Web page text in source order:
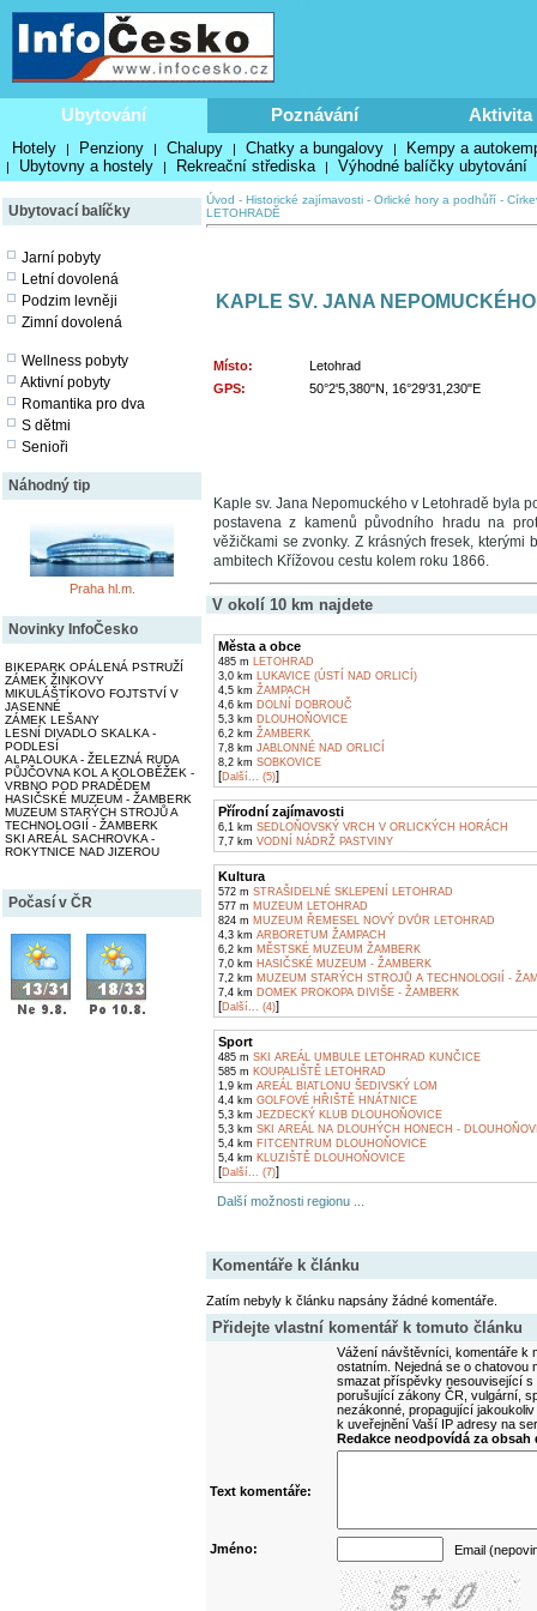
Ubytování Poznávání Aktivita
Hotely | Penziony | Chalupy | Chatky a bungalovy | Kempy a
| Ubytovny a hostely | Rekreační střediska | Výhodné balíčky ubytování
Ubytovací balíčky
Jarní pobyty
Letní dovolená
Podzim levněji
Zimní dovolená
Wellness pobyty
Aktivní pobyty
Romantika pro dva
S dětmi
Senioři
Náhodný tip
Praha hl.m.
Novinky InfoČesko
BIKEPARK OPÁLENÁ PSTRUŽÍ
ZÁMEK ŽINKOVY
MIKULÁŠTÍKOVO FOJTSTVÍ V
JASENNÉ
ZÁMEK LEŠANY
LESNÍ DIVADLO SKALKA -
PODLESÍ
ALPALOUKA - ŽELEZNÁ RUDA
PŮJČOVNA KOL A KOLOBĚŽEK -
VRBNO POD PRADĚDEM
HASIČSKÉ MUZEUM - ŽAMBERK
MUZEUM STARÝCH STROJŮ A
TECHNOLOGIÍ - ŽAMBERK
SKI AREÁL SACHROVKA -
ROKYTNICE NAD JIZEROU
Počasí v ČR
Úvod - Historické zajímavosti - Orlické hory a podhůří -
LETOHRADĚ
KAPLE SV. JANA
Místo:
Letohrad
GPS:
50°2'5,380"N, 16°29'31,230"E
Kaple sv. Jana Nepomuckého v Letohradě byla
postavena z kamenů původního hradu na
věžičkami se zvonky. Z krásných fresek,
ambitech Křížovou cestu kolem roku 1866.
V okolí 10 km najdete
Města a obce
485 m LETOHRAD
3,0 km LUKAVICE (ÚSTÍ NAD ORLICÍ)
4,5 km ŽAMPACH
4,6 km DOLNÍ DOBROUČ
5,3 km DLOUHOŇOVICE
6,2 km ŽAMBERK
7,8 km JABLONNÉ NAD ORLICÍ
8,2 km SOBKOVICE
[Další... (5)]
Přírodní zajímavosti
6,1 km SEDLOŇOVSKÝ VRCH V ORLICKÝCH HORÁCH
7,7 km VODNÍ NÁDRŽ PASTVINY
Kultura
572 m STRAŠIDELNÉ SKLEPENÍ LETOHRAD
577 m MUZEUM LETOHRAD
824 m MUZEUM ŘEMESEL NOVÝ DVŮR LETOHRAD
4,3 km ARBORETUM ŽAMPACH
6,2 km MĚSTSKÉ MUZEUM ŽAMBERK
7,0 km HASIČSKÉ MUZEUM - ŽAMBERK
7,2 km MUZEUM STARÝCH STROJŮ A TECHNOLOGIÍ -
7,4 km DOMEK PROKOPA DIVIŠE - ŽAMBERK
[Další... (4)]
Sport
485 m SKI AREÁL UMBULE LETOHRAD KUNČICE
585 m KOUPALIŠTĚ LETOHRAD
1,9 km AREÁL BIATLONU ŠEDIVSKÝ LOM
4,4 km GOLFOVÉ HŘIŠTĚ HNÁTNICE
5,3 km JEZDECKÝ KLUB DLOUHOŇOVICE
5,3 km SKI AREÁL NA DLOUHÝCH HONECH -
5,4 km FITCENTRUM DLOUHOŇOVICE
5,4 km KLUZIŠTĚ DLOUHOŇOVICE
[Další... (7)]
Další možnosti regionu ...
Komentáře k článku
Zatím nebyly k článku napsány žádné komentáře.
Přidejte vlastní komentář k tomuto článku
Vážení návštěvníci, komentáře k
ostatním. Nejedná se o
smazat příspěvky nesouvisející
porušující zákony ČR, vulgární,
nezákonné, propagující
k uveřejnění Vaší IP adresy na
Redakce neodpovídá za
Text komentáře:
Jméno: Email